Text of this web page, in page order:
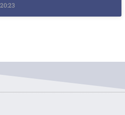
20:23